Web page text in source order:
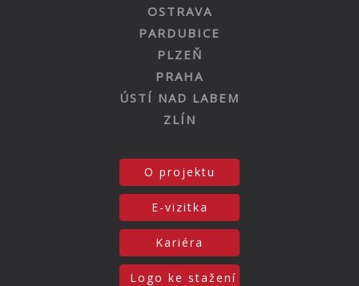
OSTRAVA
PARDUBICE
PLZEŇ
PRAHA
ÚSTÍ NAD LABEM
ZLÍN
O projektu
E-vizitka
Kariéra
Logo ke stažení